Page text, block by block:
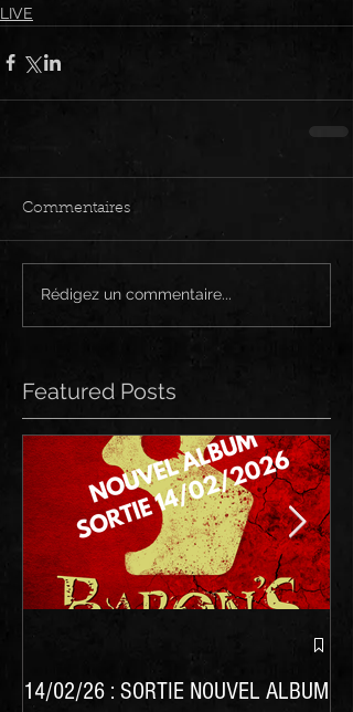
LIVE
Commentaires
Rédigez un commentaire...
Featured Posts
14/02/26 : SORTIE NOUVEL ALBUM